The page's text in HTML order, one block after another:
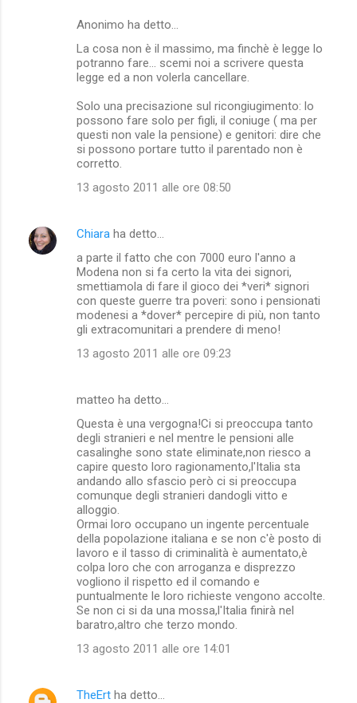
Anonimo ha detto…
La cosa non è il massimo, ma finchè è legge lo
potranno fare... scemi noi a scrivere questa
legge ed a non volerla cancellare.
Solo una precisazione sul ricongiugimento: lo
possono fare solo per figli, il coniuge ( ma per
questi non vale la pensione) e genitori: dire che
si possono portare tutto il parentado non è
corretto.
13 agosto 2011 alle ore 08:50
Chiara ha detto…
a parte il fatto che con 7000 euro l'anno a
Modena non si fa certo la vita dei signori,
smettiamola di fare il gioco dei *veri* signori
con queste guerre tra poveri: sono i pensionati
modenesi a *dover* percepire di più, non tanto
gli extracomunitari a prendere di meno!
13 agosto 2011 alle ore 09:23
matteo ha detto…
Questa è una vergogna!Ci si preoccupa tanto
degli stranieri e nel mentre le pensioni alle
casalinghe sono state eliminate,non riesco a
capire questo loro ragionamento,l'Italia sta
andando allo sfascio però ci si preoccupa
comunque degli stranieri dandogli vitto e
alloggio.
Ormai loro occupano un ingente percentuale
della popolazione italiana e se non c'è posto di
lavoro e il tasso di criminalità è aumentato,è
colpa loro che con arroganza e disprezzo
vogliono il rispetto ed il comando e
puntualmente le loro richieste vengono accolte.
Se non ci si da una mossa,l'Italia finirà nel
baratro,altro che terzo mondo.
13 agosto 2011 alle ore 14:01
TheErt ha detto…